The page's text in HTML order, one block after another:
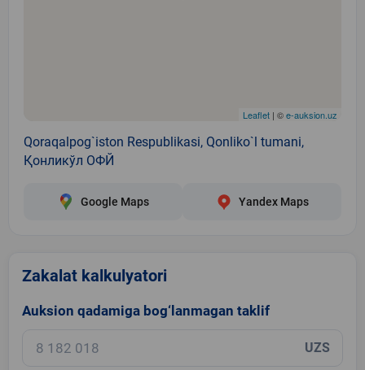
Leaflet | ©e-auksion.uz
Qoraqalpog`iston Respublikasi, Qonliko`l tumani,
Қонликўл ОФЙ
Google Maps Yandex Maps
Zakalat kalkulyatori
Auksion qadamiga bog‘lanmagan taklif
UZS